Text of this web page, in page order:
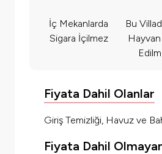
İç Mekanlarda
Sigara İçilmez
Bu
Fiyata Dahil Olanlar
Giriş Temizliği, Havuz ve
Fiyata Dahil